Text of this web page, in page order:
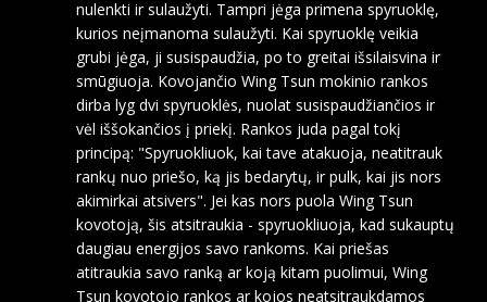
nulenkti ir sulaužyti. Tampri jėga primena spyruoklę,
kurios neįmanoma sulaužyti. Kai spyruoklę veikia
grubi jėga, ji susispaudžia, po to greitai išsilaisvina ir
smūgiuoja. Kovojančio Wing Tsun mokinio rankos
dirba lyg dvi spyruoklės, nuolat susispaudžiančios ir
vėl iššokančios į priekį. Rankos juda pagal tokį
principą: "Spyruokliuok, kai tave atakuoja, neatitrauk
rankų nuo priešo, ką jis bedarytų, ir pulk, kai jis nors
akimirkai atsivers". Jei kas nors puola Wing Tsun
kovotoją, šis atsitraukia - spyruokliuoja, kad sukauptų
daugiau energijos savo rankoms. Kai priešas
atitraukia savo ranką ar koją kitam puolimui, Wing
Tsun kovotojo rankos ar kojos neatsitraukdamos